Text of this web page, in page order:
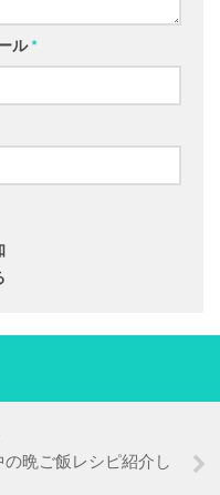
ル*
の晩ご飯レシピ紹介し